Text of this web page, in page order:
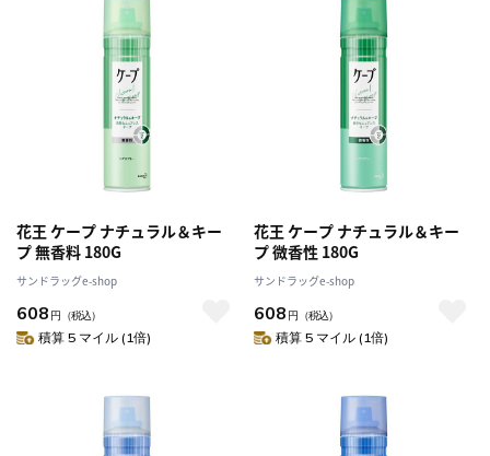
花王 ケープ ナチュラル＆キー
プ 無香料 180G
サンドラッグe-shop
608 円 （税込）
積算 5 マイル (1倍)
花王 ケープ ナチュラル＆キー
プ 微香性 180G
サンドラッグe-shop
608 円 （税込）
積算 5 マイル (1倍)